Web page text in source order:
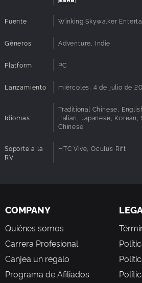
Fuente Winking Skywalker
Géneros Adventure, Indie
Platform PC
Lanzamiento miércoles, 4 de julio de
Idiomas
Traditional Chinese,
Italian, Japanese, Korean,
Chinese
Soporte a la
RV
HTC Vive, Oculus Rift
COMPANY
Quiénes somos
Carrera Profesional
Canjea un regalo
Programa de Afiliados